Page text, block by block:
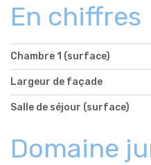
En chiffres
Chambre 1 (surface)
Largeur de façade
Salle de séjour (surface)
Domaine